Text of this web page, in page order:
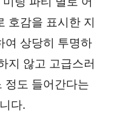
호감을 표시한 지
여 상당히 투명하
지 않고 고급스러
정도 들어간다는
다.